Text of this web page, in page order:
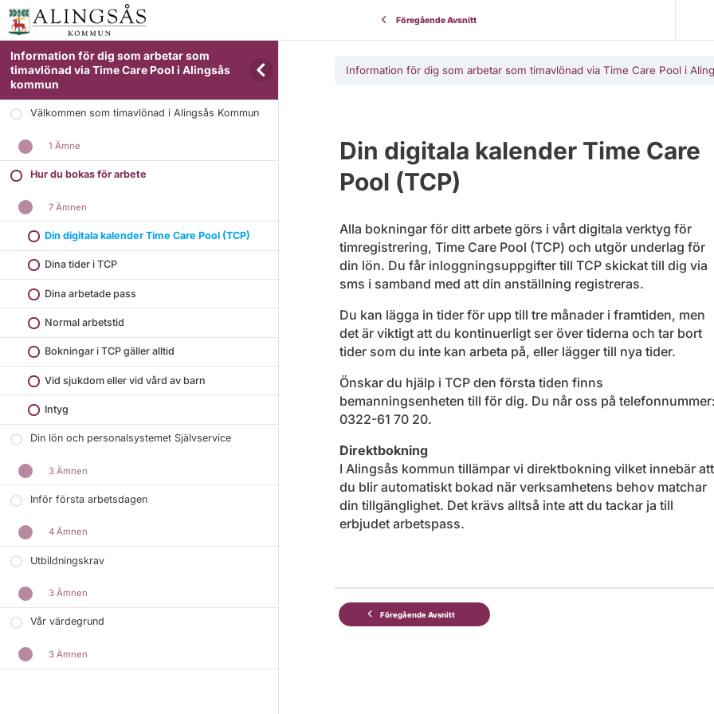
Information för dig som arbetar som
timavlönad via Time Care Pool i Alingsås
kommun
Välkommen som timavlönad i Alingsås Kommun
1 Ämne
Hur du bokas för arbete
7 Ämnen
Din digitala kalender Time Care Pool (TCP)
Dina tider i TCP
Dina arbetade pass
Normal arbetstid
Bokningar i TCP gäller alltid
Vid sjukdom eller vid vård av barn
Intyg
Din lön och personalsystemet Självservice
3 Ämnen
Inför första arbetsdagen
4 Ämnen
Utbildningskrav
3 Ämnen
Vår värdegrund
3 Ämnen
Föregående Avsnitt
Information för dig som arbetar som timavlönad via Time Care Pool i
Din digitala kalender Time Care
Pool (TCP)
Alla bokningar för ditt arbete görs i vårt digitala verktyg för
timregistrering, Time Care Pool (TCP) och utgör underlag för
din lön. Du får inloggningsuppgifter till TCP skickat till dig via
sms i samband med att din anställning registreras.
Du kan lägga in tider för upp till tre månader i framtiden, men
det är viktigt att du kontinuerligt ser över tiderna och tar bort
tider som du inte kan arbeta på, eller lägger till nya tider.
Önskar du hjälp i TCP den första tiden finns
bemanningsenheten till för dig. Du når oss på telefonnummer:
0322-61 70 20.
Direktbokning
I Alingsås kommun tillämpar vi direktbokning vilket innebär att
du blir automatiskt bokad när verksamhetens behov matchar
din tillgänglighet. Det krävs alltså inte att du tackar ja till
erbjudet arbetspass.
Föregående Avsnitt